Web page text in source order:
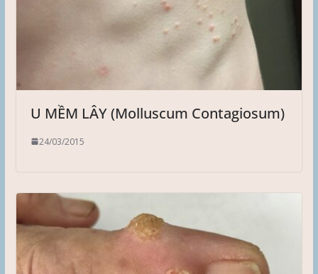
U MỀM LÂY (Molluscum Contagiosum)
24/03/2015